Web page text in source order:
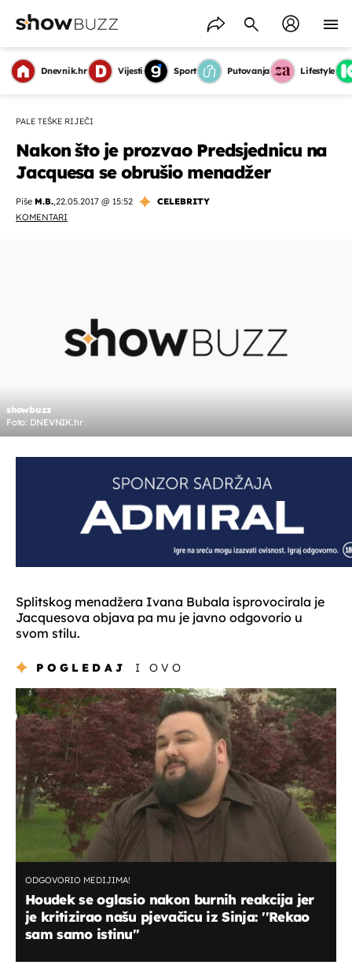
Dnevnik.hr Vijesti Sport Putovanja Lifestyle
PALE TEŠKE RIJEČI
Nakon što je prozvao Predsjednicu na
Jacquesa se obrušio menadžer
Piše M.B.,22.05.2017 @ 15:52
CELEBRITY
KOMENTARI
showbuzz
Foto: DNEVNIK.hr
Splitskog menadžera Ivana Bubala isprovocirala je
Jacquesova objava pa mu je javno odgovorio u
svom stilu.
POGLEDAJ I OVO
ODGOVORIO MEDIJIMA!
Houdek se oglasio nakon burnih reakcija jer
je kritizirao našu pjevačicu iz Sinja: ''Rekao
sam samo istinu''